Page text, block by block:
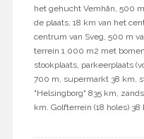
het gehucht Vemhån, 500
de plaats, 18 km van het
centrum van Sveg, 500 m
terrein 1.000 m2 met
stookplaats, parkeerplaats
700 m, supermarkt 38 km,
"Helsingborg" 835 km,
km. Golfterrein (18 holes) 38